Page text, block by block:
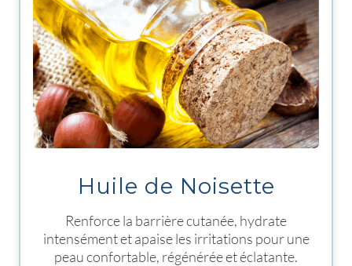
Huile de Noisette
Renforce la barrière cutanée, hydrate
intensément et apaise les irritations pour une
peau confortable, régénérée et éclatante.